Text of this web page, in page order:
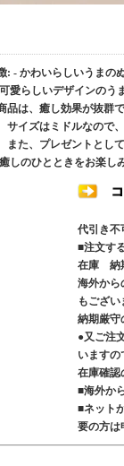
- かわいらしいうまの
愛らしいデザインの
品は、癒し効果が抜群
サイズはミドルなので
また、プレゼントとし
しのひとときをお楽し
代引き
■注文す
在庫 納
海外から
もござい
納期厳守
●又ご注
いますの
在庫確認
■海外か
■ネット
要の方は